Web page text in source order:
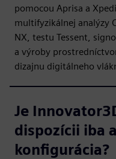
pomocou Aprisa a
multifyzikálnej analýzy
NX, testu Tessent,
a výroby
dizajnu digitálneho
Je
dispozícii iba
konfigurácia?